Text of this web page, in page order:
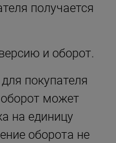
получается
и оборот.
покупателя
может
на единицу
оборота не